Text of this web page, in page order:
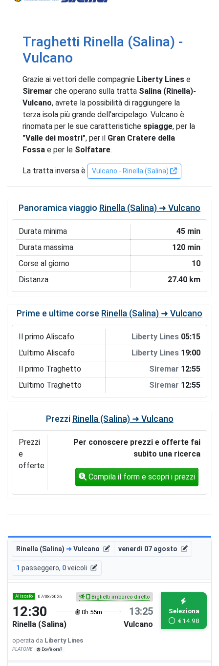
Traghetti Rinella (Salina) -
Vulcano
Grazie ai vettori delle compagnie Liberty Lines e
Siremar che operano sulla tratta Salina (Rinella)-
Vulcano, avrete la possibilità di raggiungere la
terza isola più grande dell'arcipelago. Vulcano è
rinomata per le sue caratteristiche spiagge, per la
"Valle dei mostri", per il Gran Cratere della
Fossa e per le Solfatare.
La tratta inversa è Vulcano - Rinella (Salina)
Panoramica viaggio Rinella (Salina) ➜ Vulcano
Durata minima
45 min
Durata massima
120 min
Corse al giorno
10
Distanza
27.40 km
Prime e ultime corse Rinella (Salina) ➜ Vulcano
Il primo Aliscafo Liberty Lines 05:15
L'ultimo Aliscafo
Liberty Lines 19:00
Il primo Traghetto
Siremar 12:55
L'ultimo Traghetto
Siremar 12:55
Prezzi Rinella (Salina) ➜ Vulcano
Prezzi
e
offerte
Per conoscere prezzi e offerte fai
subito una ricerca
Compila il form e scopri i prezzi
Rinella (Salina) ➜Vulcano venerdì 07 agosto
1 passeggero, 0veicoli
Aliscafo 07/08/2026 Biglietti imbarco diretto
12:30 0h 55m 13:25
Rinella (Salina) Vulcano
Seleziona
€14.98
operata da Liberty Lines
PLATONE Dov'è ora?